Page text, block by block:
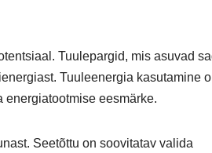
Tuulepargid, mis asuvad
Tuuleenergia kasutamine
eesmärke.
Seetõttu on soovitatav valida